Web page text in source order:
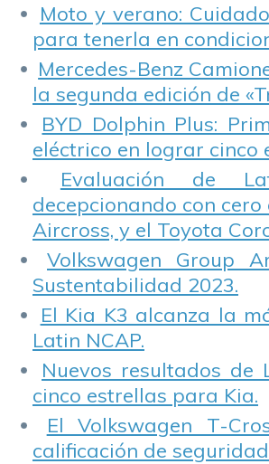
Moto y verano:
para tenerla en
Mercedes-Benz
la segunda edición de
BYD Dolphin Plus:
eléctrico en lograr cinco
Evaluación de
decepcionando con
Aircross, y el Toyota
Volkswagen Group
Sustentabilidad 2023.
El Kia K3 alcanza la
Latin NCAP.
Nuevos resultados de
cinco estrellas para Kia.
El Volkswagen T-
calificación de